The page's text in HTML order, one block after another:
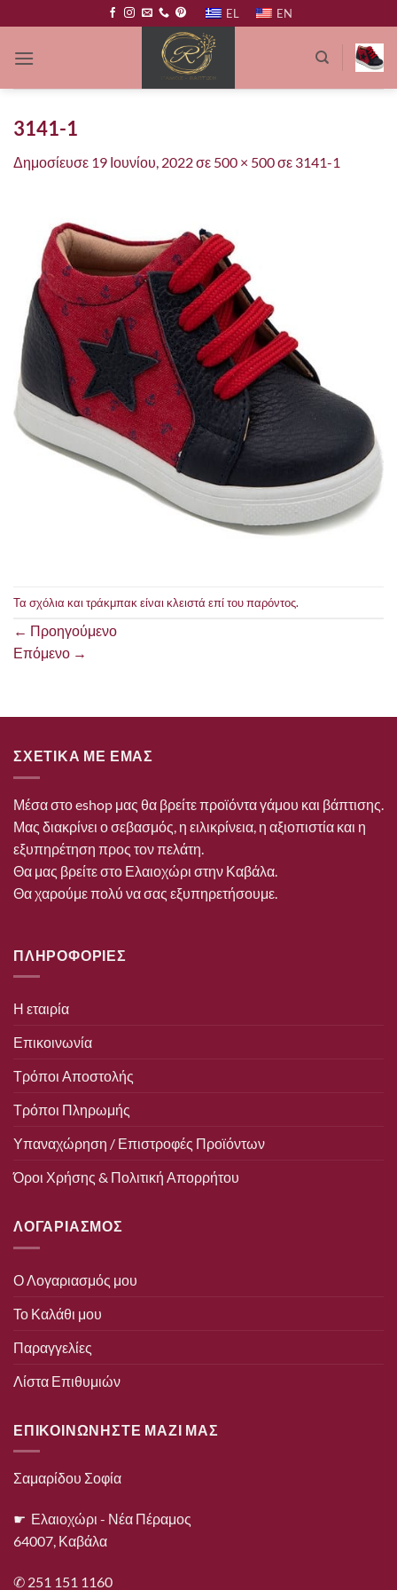
στο
περιεχόμενο
EL EN
3141-1
Δημοσίευσε 19 Ιουνίου, 2022σε 500 × 500σε 3141-1
Τα σχόλια και τράκμπακ είναι κλειστά επί του παρόντος.
← Προηγούμενο
Επόμενο →
ΣΧΕΤΙΚΑ ΜΕ ΕΜΑΣ
Μέσα στο eshop μας θα βρείτε προϊόντα γάμου και βάπτισης.
Μας διακρίνει ο σεβασμός, η ειλικρίνεια, η αξιοπιστία και η
εξυπηρέτηση προς τον πελάτη.
Θα μας βρείτε στο Ελαιοχώρι στην Καβάλα.
Θα χαρούμε πολύ να σας εξυπηρετήσουμε.
ΠΛΗΡΟΦΟΡΙΕΣ
Η εταιρία
Επικοινωνία
Τρόποι Αποστολής
Τρόποι Πληρωμής
Υπαναχώρηση / Επιστροφές Προϊόντων
Όροι Χρήσης & Πολιτική Απορρήτου
ΛΟΓΑΡΙΑΣΜΟΣ
Ο Λογαριασμός μου
Το Καλάθι μου
Παραγγελίες
Λίστα Επιθυμιών
ΕΠΙΚΟΙΝΩΝΗΣΤΕ ΜΑΖΙ ΜΑΣ
Σαμαρίδου Σοφία
☛ Ελαιοχώρι - Νέα Πέραμος
64007, Καβάλα
✆ 251 151 1160